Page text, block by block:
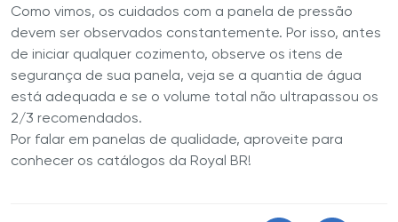
Como vimos, os cuidados com a panela de pressão
devem ser observados constantemente. Por isso, antes
de iniciar qualquer cozimento, observe os itens de
segurança de sua panela, veja se a quantia de água
está adequada e se o volume total não ultrapassou os
2/3 recomendados.
Por falar em panelas de qualidade, aproveite para
conhecer os catálogos da Royal BR!